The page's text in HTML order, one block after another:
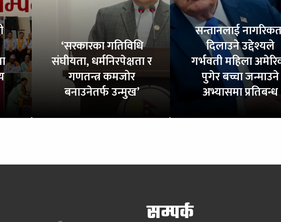
‘सरकारका गतिविधि
संघीयता, धर्मनिरपेक्षता र
गणतन्त्र कमजोर
बनाउनेतर्फ उन्मुख’
सन्तानलाई
दिलाउने उद्देश्यले
गर्भवती महिला
पुगेर बच्चा जन्माउने
अभ्यासमा प्रतिबन्ध
सम्पर्क